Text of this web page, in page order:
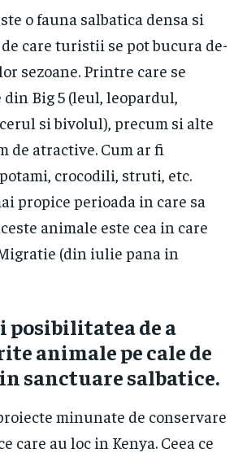
o fauna salbatica densa si
care turistii se pot bucura de-
sezoane. Printre care se
Big 5 (leul, leopardul,
si bivolul), precum si alte
de atractive. Cum ar fi
crocodili, struti, etc.
propice perioada in care sa
animale este cea in care
(din iulie pana in
posibilitatea de a
animale pe cale de
sanctuare salbatice.
minunate de conservare
care au loc in Kenya. Ceea ce